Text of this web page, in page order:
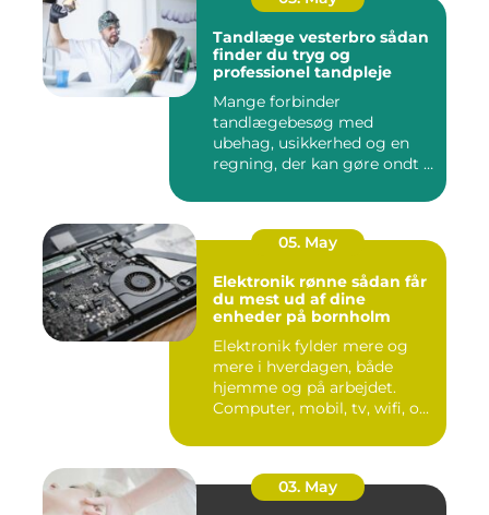
Tandlæge vesterbro sådan
finder du tryg og
professionel tandpleje
Mange forbinder
tandlægebesøg med
ubehag, usikkerhed og en
regning, der kan gøre ondt i
05. May
Elektronik rønne sådan får
du mest ud af dine
enheder på bornholm
Elektronik fylder mere og
mere i hverdagen, både
hjemme og på arbejdet.
Computer, mobil, tv, wifi, o...
03. May